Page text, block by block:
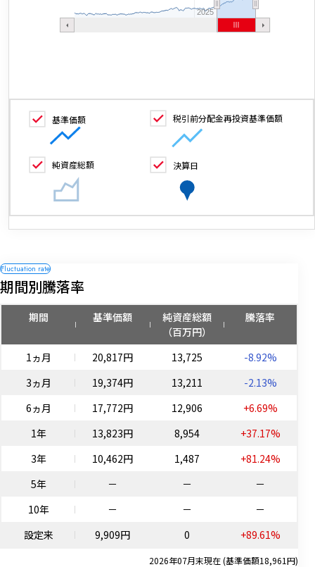
2025
基準価額 税引前分配金再投資基準価額
純資産総額 決算日
期間別騰落率
期間 基準価額
純資産総額
（百万円）
騰落率
1ヵ月 20,817円 13,725
-8.92%
3ヵ月
19,374円 13,211
-2.13%
6ヵ月
17,772円 12,906
+6.69%
1年
13,823円 8,954
+37.17%
3年
10,462円 1,487
+81.24%
5年
－ －
－
10年
－ －
－
設定来
9,909円 0 +89.61%
2026年07月末現在 (基準価額18,961円)